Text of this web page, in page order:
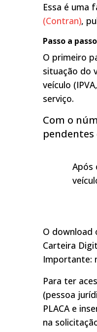
Essa é uma
(Contran),
Passo a passo
O primeiro
situação do
veículo
serviço.
Com o
pendentes
Após
O download
Carteira
Importante:
Para ter
(pessoa
PLACA e
na